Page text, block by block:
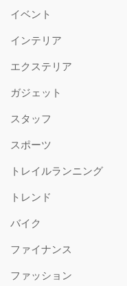
イベント
インテリア
エクステリア
ガジェット
スタッフ
スポーツ
トレイルランニング
トレンド
バイク
ファイナンス
ファッション